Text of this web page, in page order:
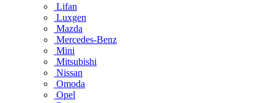
Lifan
Luxgen
Mazda
Mercedes-Benz
Mini
Mitsubishi
Nissan
Omoda
Opel